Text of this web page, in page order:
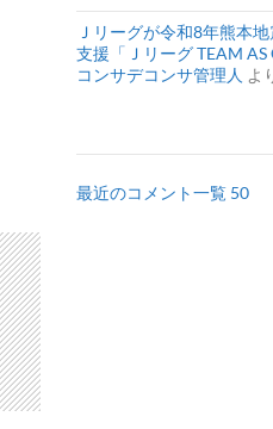
Ｊリーグが令和8年熊本
支援「Ｊリーグ TEAM
コンサデコンサ管理人 よ
最近のコメント一覧 50